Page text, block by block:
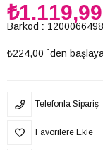
₺1.119,99
Barkod : 1200066498
₺224,00 `den
Telefonla Sipariş
Favorilere Ekle